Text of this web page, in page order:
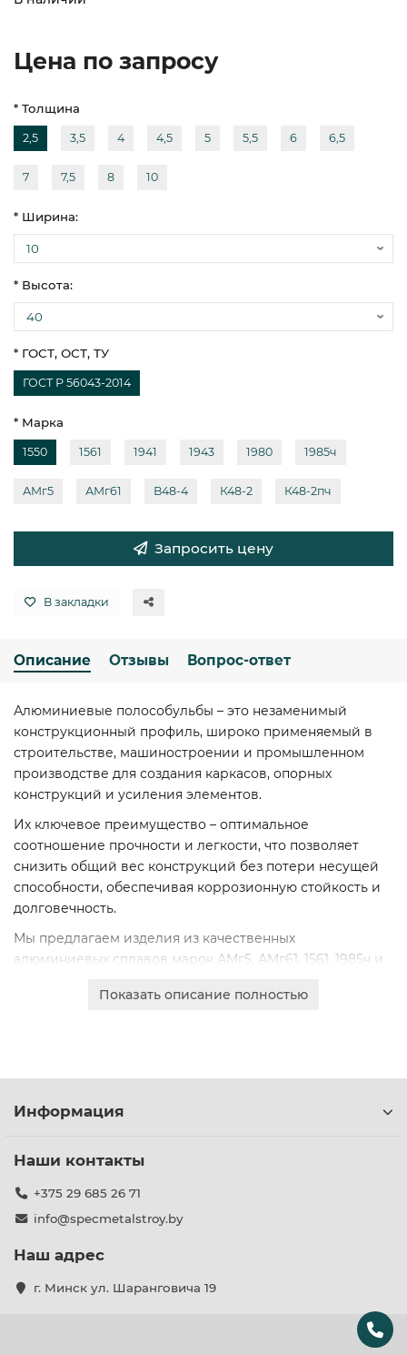
Цена по запросу
* Толщина
2,5 3,5 4 4,5 5 5,5 6 6,5
7 7,5 8 10
* Ширина:
* Высота:
* ГОСТ, ОСТ, ТУ
ГОСТ Р 56043-2014
* Марка
1550 1561 1941 1943 1980 1985ч
АМг5 АМг61 В48-4 К48-2 К48-2пч
Запросить цену
В закладки
Описание Отзывы Вопрос-ответ
Алюминиевые полособульбы – это незаменимый
конструкционный профиль, широко применяемый в
строительстве, машиностроении и промышленном
производстве для создания каркасов, опорных
конструкций и усиления элементов.
Их ключевое преимущество – оптимальное
соотношение прочности и легкости, что позволяет
снизить общий вес конструкций без потери несущей
способности, обеспечивая коррозионную стойкость и
долговечность.
Мы предлагаем изделия из качественных
алюминиевых сплавов марок АМг5, АМг61, 1561, 1985ч и
Такой ассортимент гарантирует, что вы найдете
оптимальное решение для любого технического
задания с учетом требуемых нагрузок и спецификаций
Показать описание полностью
Информация
Наши контакты
+375 29 685 26 71
info@specmetalstroy.by
Наш адрес
г. Минск ул. Шаранговича 19